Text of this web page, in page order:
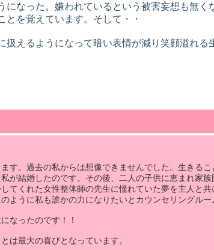
になった。嫌われているという被害妄想も無く
を覚えています。そして・・
えるようになって暗い表情が減り笑顔溢れる
す。過去の私からは想像できませんでした。生きる
が結婚したのです。その後、二人の子供に恵まれ家
てくれた女性整体師の先生に憧れていた夢を主人と
ように私も誰かの力になりたいとカウンセリングルー
なったのです！！
は最大の喜びとなっています。